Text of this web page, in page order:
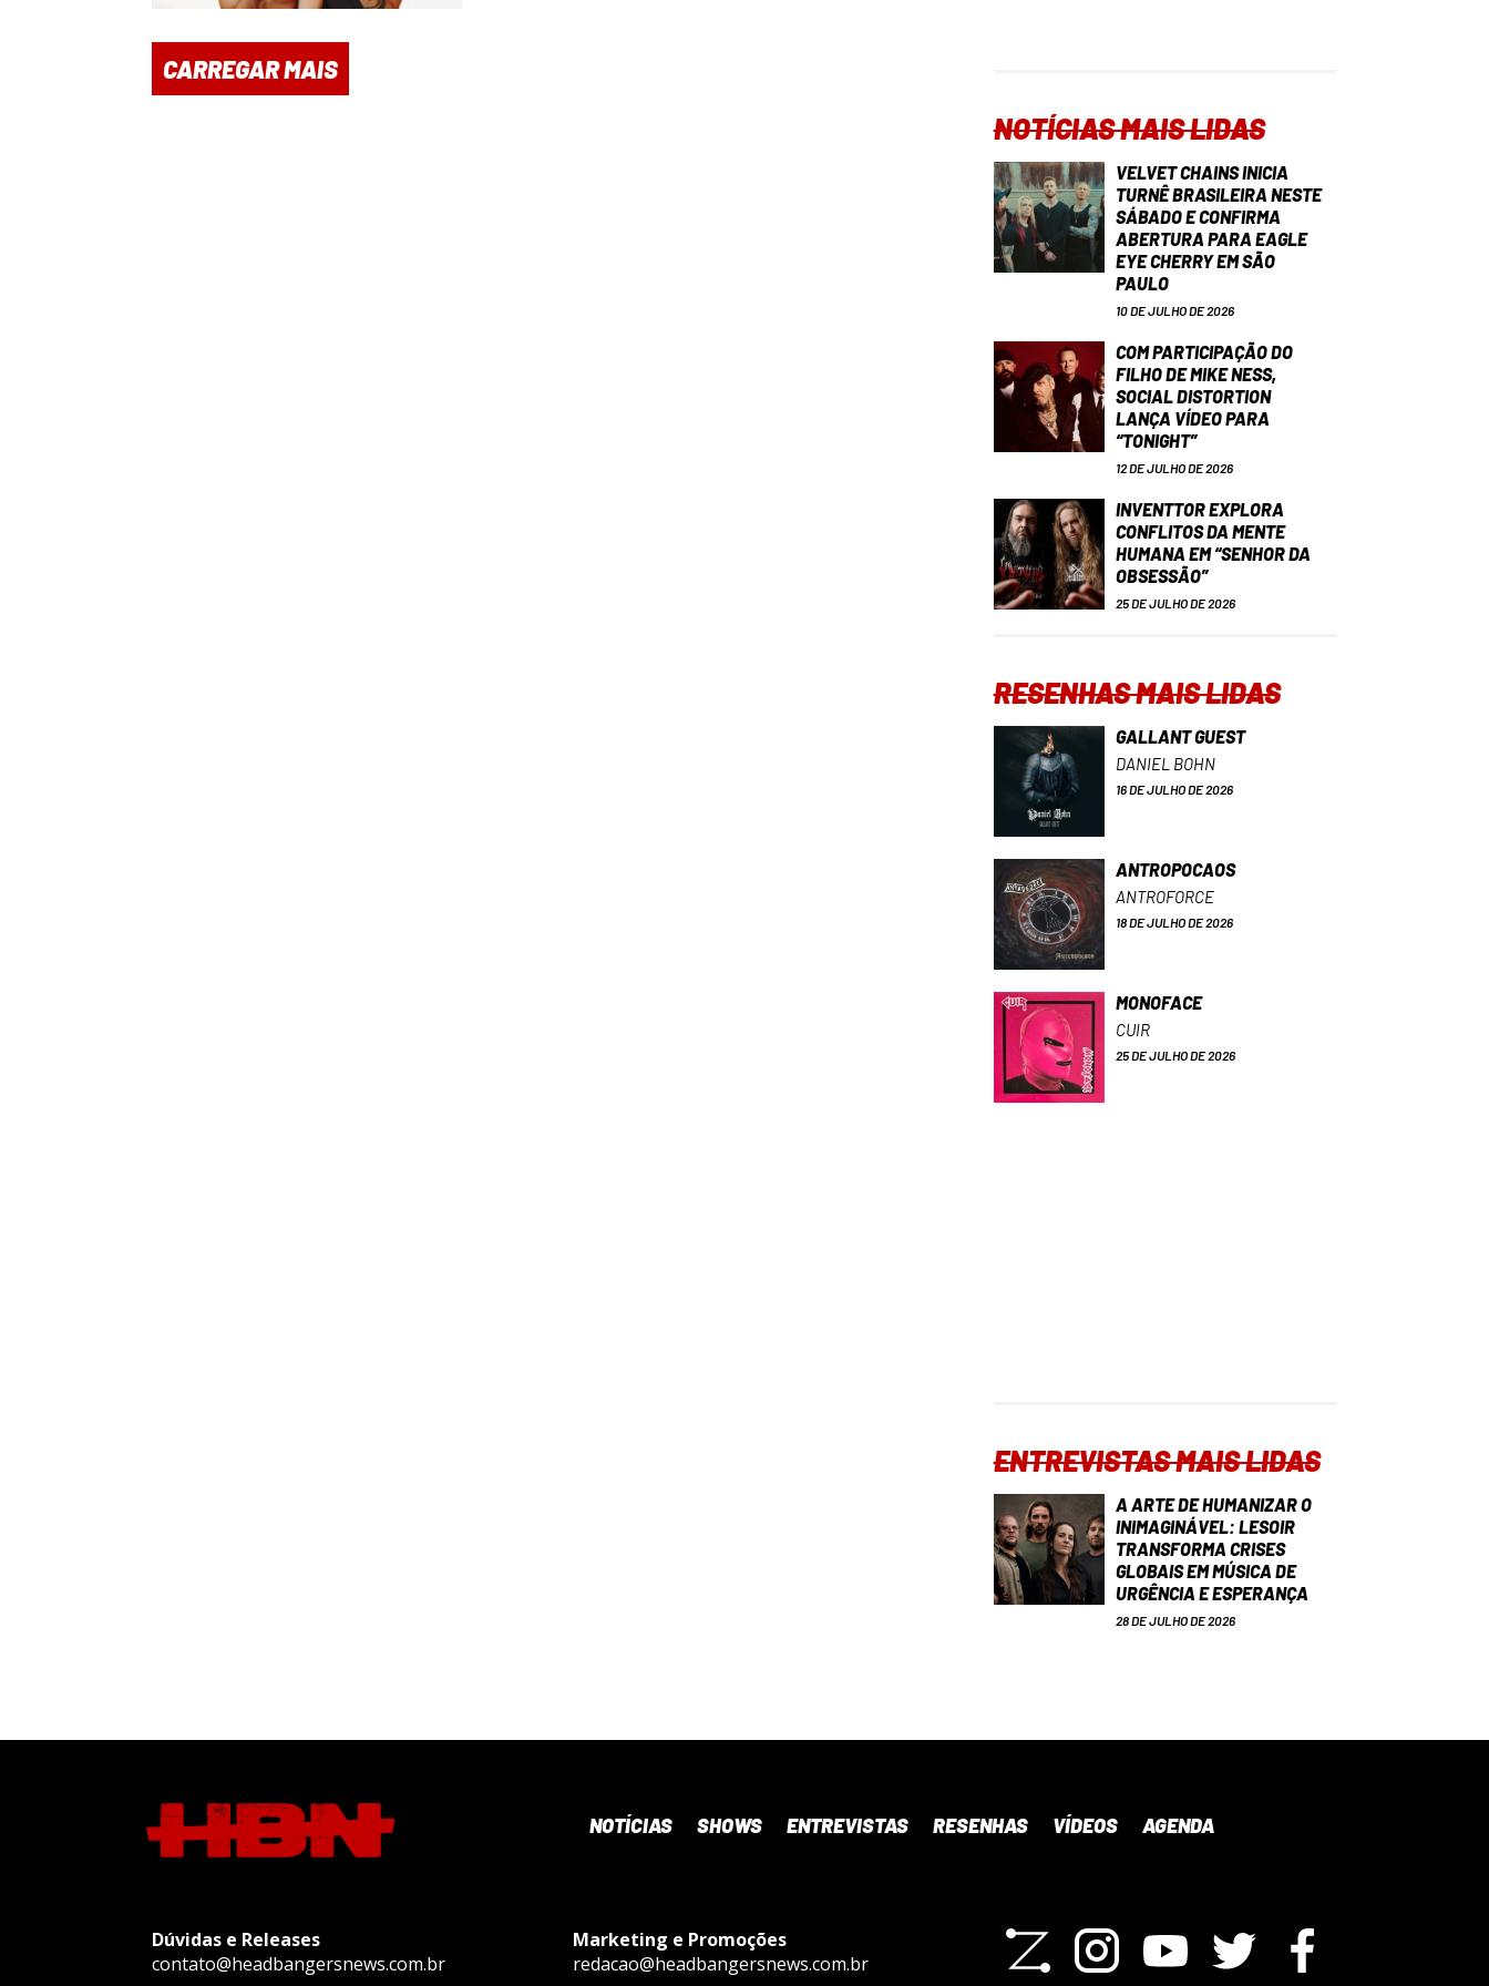
CARREGAR MAIS
NOTÍCIAS MAIS LIDAS
VELVET CHAINS INICIA
TURNÊ BRASILEIRA NESTE
SÁBADO E CONFIRMA
ABERTURA PARA EAGLE
EYE CHERRY EM SÃO
PAULO
10 DE JULHO DE 2026
COM PARTICIPAÇÃO DO
FILHO DE MIKE NESS,
SOCIAL DISTORTION
LANÇA VÍDEO PARA
“TONIGHT”
12 DE JULHO DE 2026
INVENTTOR EXPLORA
CONFLITOS DA MENTE
HUMANA EM “SENHOR DA
OBSESSÃO”
25 DE JULHO DE 2026
RESENHAS MAIS LIDAS
GALLANT GUEST
DANIEL BOHN
16 DE JULHO DE 2026
ANTROPOCAOS
ANTROFORCE
18 DE JULHO DE 2026
MONOFACE
CUIR
25 DE JULHO DE 2026
ENTREVISTAS MAIS LIDAS
A ARTE DE HUMANIZAR O
INIMAGINÁVEL: LESOIR
TRANSFORMA CRISES
GLOBAIS EM MÚSICA DE
URGÊNCIA E ESPERANÇA
28 DE JULHO DE 2026
NOTÍCIAS SHOWS ENTREVISTAS RESENHAS VÍDEOS AGENDA
Dúvidas e Releases
contato@headbangersnews.com.br
Marketing e Promoções
redacao@headbangersnews.com.br